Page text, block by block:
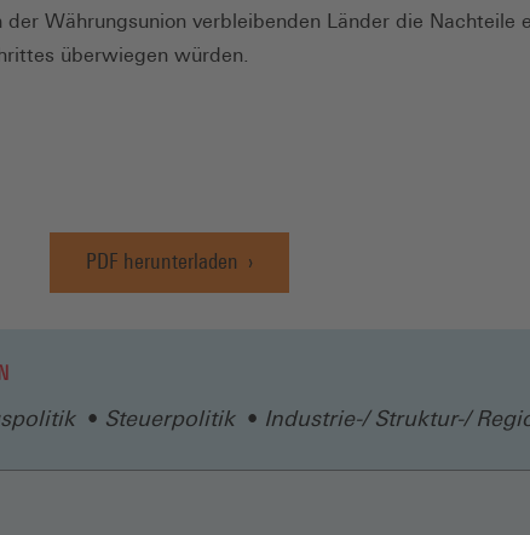
der Währungsunion verbleibenden Länder die Nachteile
überwiegen würden.
PDF herunterladen
(Öffnet
in
Steuerpolitik Industrie-/ Struktur-/